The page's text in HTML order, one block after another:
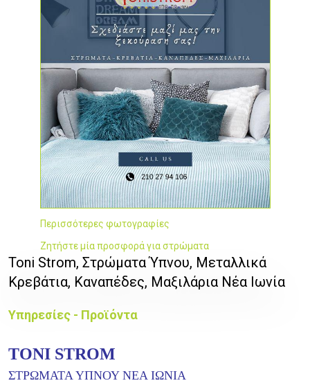
Περισσότερες φωτογραφίες
Ζητήστε μία προσφορά για στρώματα
Toni Strom, Στρώματα Ύπνου, Μεταλλικά
Κρεβάτια, Καναπέδες, Μαξιλάρια Νέα Ιωνία
Υπηρεσίες - Προϊόντα
TONI STROM
ΣΤΡΩΜΑΤΑ ΥΠΝΟΥ ΝΕΑ ΙΩΝΙΑ